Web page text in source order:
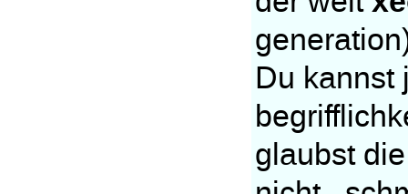
Du kannst
glaubst